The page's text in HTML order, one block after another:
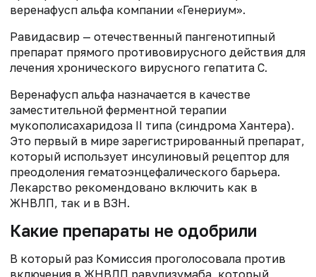
веренафусп альфа компании «Генериум».
Равидасвир — отечественный пангенотипный
препарат прямого противовирусного действия для
лечения хронического вирусного гепатита С.
Веренафусп альфа назначается в качестве
заместительной ферментной терапии
мукополисахаридоза II типа (синдрома Хантера).
Это первый в мире зарегистрированный препарат,
который использует инсулиновый рецептор для
преодоления гематоэнцефалического барьера.
Лекарство рекомендовано включить как в
ЖНВЛП, так и в ВЗН.
Какие препараты не одобрили
В который раз Комиссия проголосовала против